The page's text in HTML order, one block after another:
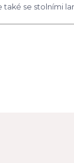
také se stolními